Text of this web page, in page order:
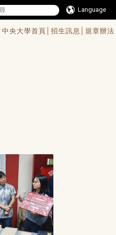
Language
中央大學首頁│ 招生訊息│ 規章辦法│